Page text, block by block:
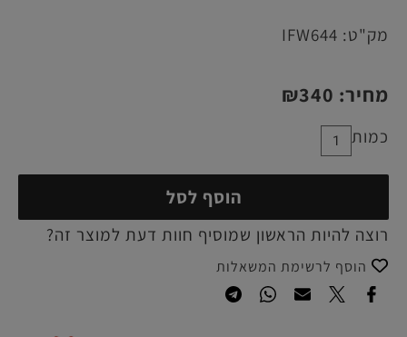
מק"ט: IFW644
מחיר: ₪340
כמות
הוסף לסל
רוצה להיות הראשון שמוסיף חוות דעת למוצר זה?
הוסף לרשימת המשאלות